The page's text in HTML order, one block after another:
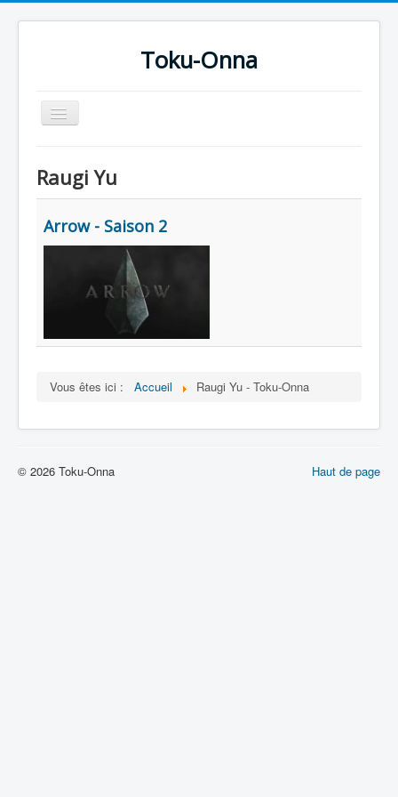
Toku-Onna
Basculer
la
Toku-Actrices
Toku-Critiques
Séries
Dessins
Raugi Yu
Arrow - Saison 2
Vous êtes ici : Accueil Raugi Yu - Toku-Onna
Haut de page
© 2026 Toku-Onna